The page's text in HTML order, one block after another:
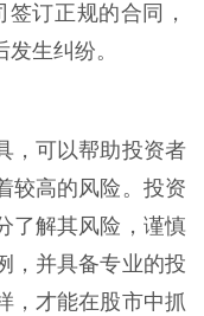
订正规的合同，
生纠纷。
，可以帮助投资者
较高的风险。投资
了解其风险，谨慎
，并具备专业的投
，才能在股市中抓